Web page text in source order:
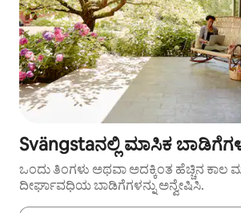
Svängstaನಲ್ಲಿ ಮಾಸಿಕ
ಒಂದು ತಿಂಗಳು ಅಥವಾ ಅದಕ್ಕಿಂತ ಹೆಚ್ಚಿನ
ದೀರ್ಘಾವಧಿಯ ಬಾಡಿಗೆಗಳನ್ನು ಅನ್ವೇಷಿಸಿ.